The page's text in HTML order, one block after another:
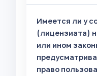
Имеется ли у
(лицензиата)
или ином
право